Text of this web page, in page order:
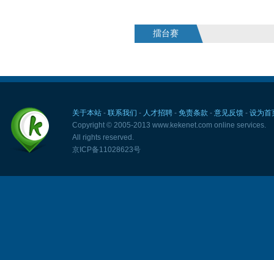
擂台赛
关于本站- 联系我们 - 人才招聘- 免责条款 - 意见反馈- 设为首
Copyright © 2005-2013 www.kekenet.com online services.
All rights reserved.
京ICP备11028623号